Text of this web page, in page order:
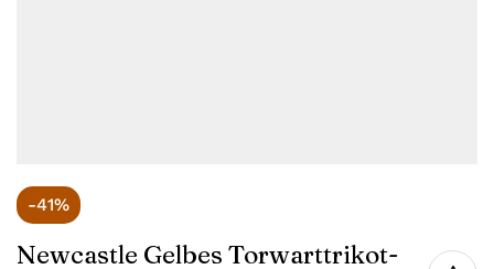
-41%
Newcastle Gelbes Torwarttrikot-